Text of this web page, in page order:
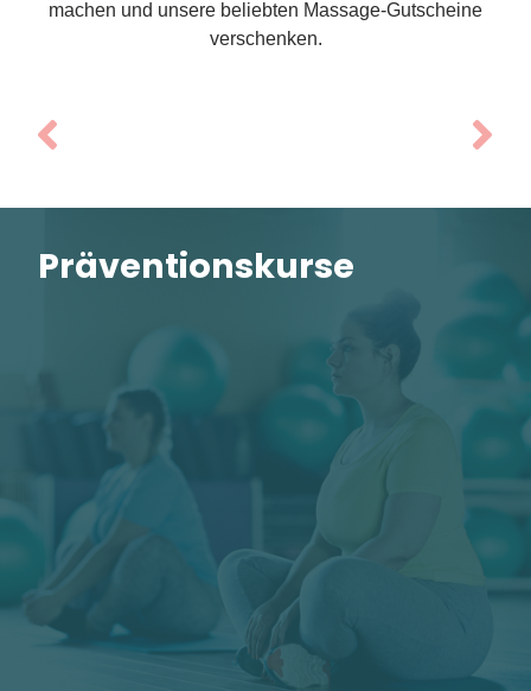
machen und unsere beliebten Massage-Gutscheine
verschenken.
Präventionskurse